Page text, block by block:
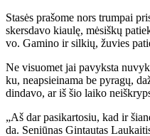
Sta­sės pra­šo­me nors trum­pai
skers­da­vo kiau­lę, mė­siš­kų
vo. Ga­mi­no ir sil­kių, žu­vies
Ne vi­suo­met jai pa­vyks­ta
ku, neap­si­ei­na­ma be py­ra­gų,
din­da­vo, ar iš šio lai­ko
„Aš dar pa­si­kar­to­siu, kad ir
da. Se­niū­nas Gin­tau­tas